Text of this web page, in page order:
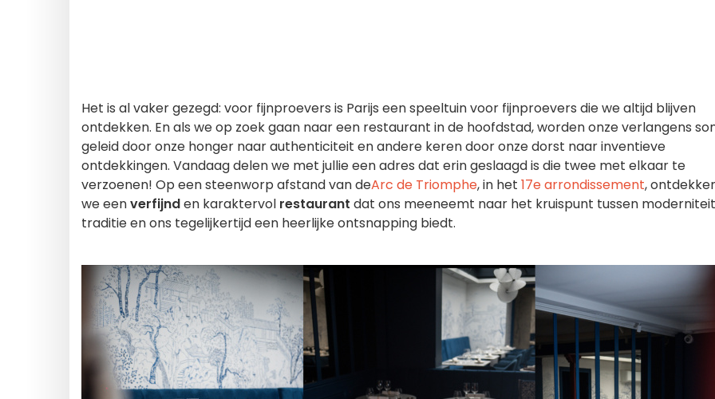
Het is al vaker gezegd: voor fijnproevers is Parijs een speeltuin voor fijnproevers die we altijd blijven
ontdekken. En als we op zoek gaan naar een restaurant in de hoofdstad, worden onze verlangens
geleid door onze honger naar authenticiteit en andere keren door onze dorst naar inventieve
ontdekkingen. Vandaag delen we met jullie een adres dat erin geslaagd is die twee met elkaar te
verzoenen! Op een steenworp afstand van deArc de Triomphe, in het 17e arrondissement,
we eenverfijnden karaktervol restaurant dat ons meeneemt naar het kruispunt tussen
traditie en ons tegelijkertijd een heerlijke ontsnapping biedt.